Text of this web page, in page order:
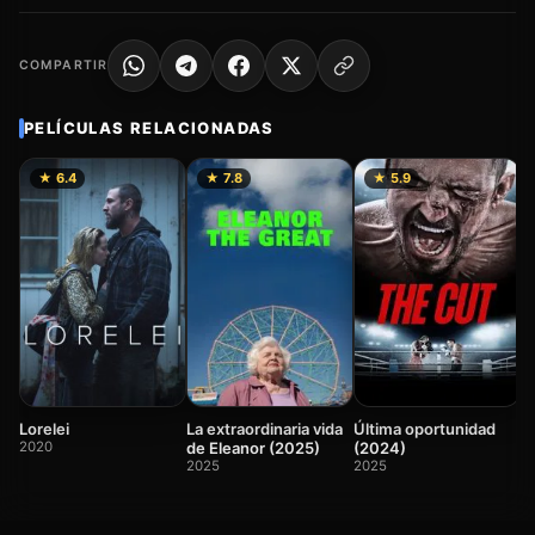
COMPARTIR
PELÍCULAS RELACIONADAS
★ 6.4
Lorelei
2020
★ 7.8
La extraordinaria vida
de Eleanor (2025)
2025
★ 5.9
Última oportunidad
(2024)
2025